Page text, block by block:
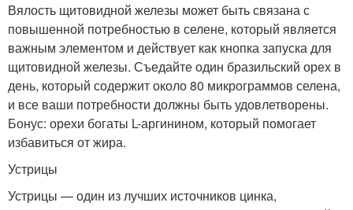
Вялость щитовидной железы может быть связана с
повышенной потребностью в селене, который является
важным элементом и действует как кнопка запуска для
щитовидной железы. Съедайте один бразильский орех в
день, который содержит около 80 микрограммов селена,
и все ваши потребности должны быть удовлетворены.
Бонус: орехи богаты L-аргинином, который помогает
избавиться от жира.
Устрицы
Устрицы — один из лучших источников цинка,